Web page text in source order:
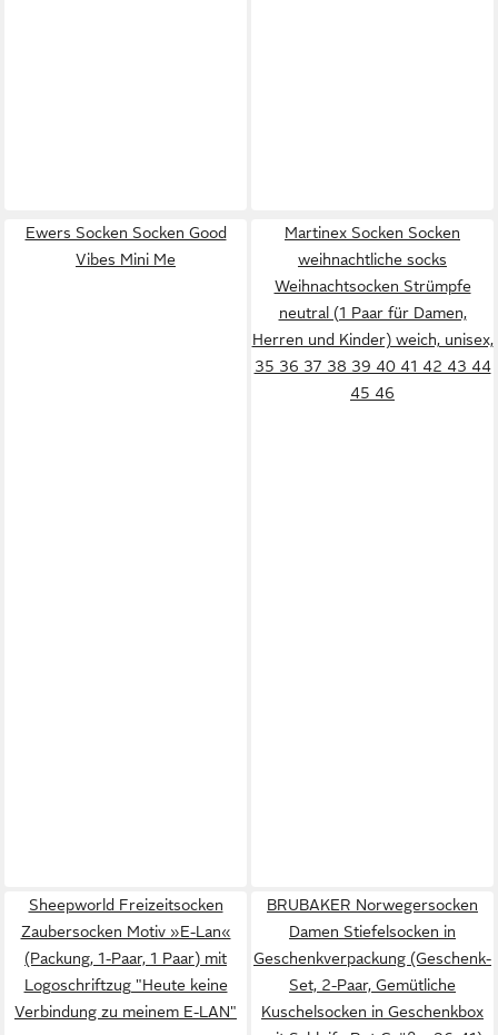
Ewers Socken Socken Good
Vibes Mini Me
Martinex Socken Socken
weihnachtliche socks
Weihnachtsocken Strümpfe
neutral (1 Paar für Damen,
Herren und Kinder) weich, unisex,
35 36 37 38 39 40 41 42 43 44
45 46
Sheepworld Freizeitsocken
Zaubersocken Motiv »E-Lan«
(Packung, 1-Paar, 1 Paar) mit
Logoschriftzug "Heute keine
Verbindung zu meinem E-LAN"
BRUBAKER Norwegersocken
Damen Stiefelsocken in
Geschenkverpackung (Geschenk-
Set, 2-Paar, Gemütliche
Kuschelsocken in Geschenkbox